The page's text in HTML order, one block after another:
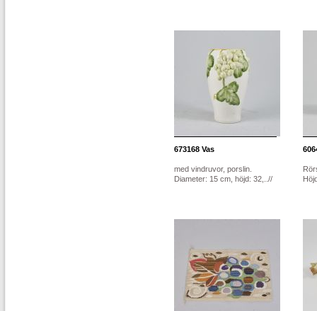
673168 Vas
med vindruvor, porslin.
Diameter: 15 cm, höjd: 32,..//